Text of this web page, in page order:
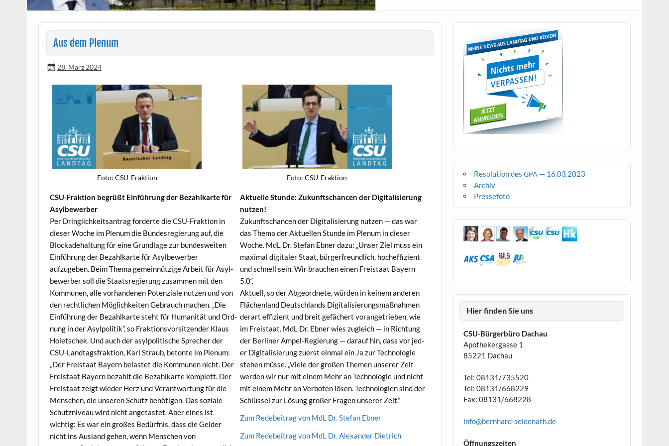
Aus dem Plenum
28. März 2024
Foto: CSU-Frak­tion
CSU-Frak­tion begrüßt Ein­führung der Bezahlka­rte für
Asylbewerber
Per Dringlichkeit­santrag forderte die CSU-Frak­tion in
dieser Woche im Plenum die Bun­desregierung auf, die
Block­ade­hal­tung für eine Grund­lage zur bun­desweit­en
Ein­führung der Bezahlka­rte für Asyl­be­wer­ber
aufzugeben. Beim The­ma gemein­nützige Arbeit für Asyl­
be­wer­ber soll die Staat­sregierung zusam­men mit den
Kom­munen, alle vorhan­de­nen Poten­ziale nutzen und von
den rechtlichen Möglichkeit­en Gebrauch machen. „Die
Ein­führung der Bezahlka­rte ste­ht für Human­ität und Ord­
nung in der Asylpoli­tik”, so Frak­tionsvor­sitzen­der Klaus
Holetschek. Und auch der asylpoli­tis­che Sprech­er der
CSU-Land­tags­frak­tion, Karl Straub, betonte im Plenum:
„Der Freis­taat Bay­ern belastet die Kom­munen nicht. Der
Freis­taat Bay­ern bezahlt die Bezahlka­rte kom­plett. Der
Freis­taat zeigt wieder Herz und Ver­ant­wor­tung für die
Men­schen, die unseren Schutz benöti­gen. Das soziale
Schutzniveau wird nicht ange­tastet. Aber eines ist
wichtig: Es war ein großes Bedürf­nis, dass die Gelder
nicht ins Aus­land gehen, wenn Men­schen von
Foto: CSU-Frak­tion
Aktuelle Stunde: Zukun­ftschan­cen der Dig­i­tal­isierung
nutzen!
Zukun­ftschan­cen der Dig­i­tal­isierung nutzen — das war
das The­ma der Aktuellen Stunde im Plenum in dieser
Woche. MdL Dr. Ste­fan Ebn­er dazu: „Unser Ziel muss ein
max­i­mal dig­i­taler Staat, bürg­er­fre­undlich, hochef­fizient
und schnell sein. Wir brauchen einen Freis­taat Bay­ern
5.0“.
Aktuell, so der Abge­ord­nete, wür­den in keinem anderen
Flächen­land Deutsch­lands Dig­i­tal­isierungs­maß­nah­men
der­art effizient und bre­it gefächert vor­angetrieben, wie
im Freis­taat. MdL Dr. Ebn­er wies zugle­ich — in Rich­tung
der Berlin­er Ampel-Regierung — darauf hin, dass vor jed­
er Dig­i­tal­isierung zuerst ein­mal ein Ja zur Tech­nolo­gie
ste­hen müsse. „Viele der großen The­men unser­er Zeit
wer­den wir nur mit einem Mehr an Tech­nolo­gie und nicht
mit einem Mehr an Ver­boten lösen. Tech­nolo­gien sind der
Schlüs­sel zur Lösung großer Fra­gen unser­er Zeit.”
Zum Rede­beitrag von MdL Dr. Ste­fan Ebner
Zum Rede­beitrag von MdL Dr. Alexan­der Dietrich
Resolution desGPA — 16.03.2023
Archiv
Pressefoto
Hier finden Sie uns
CSU-Bürgerbüro Dachau
Apothekergasse 1
85221 Dachau
Tel: 08131/735520
Tel: 08131/668229
Fax: 08131/668228
info@bernhard-seidenath.de
Öffnungszeiten